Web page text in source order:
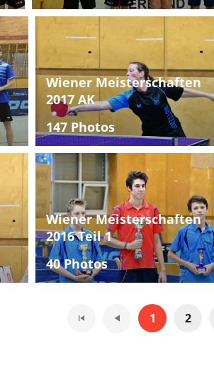
Wiener Meisterschaften
2017 AK
147 Photos
Wiener Meisterschaften
2016 Teil 1
40 Photos
1 2